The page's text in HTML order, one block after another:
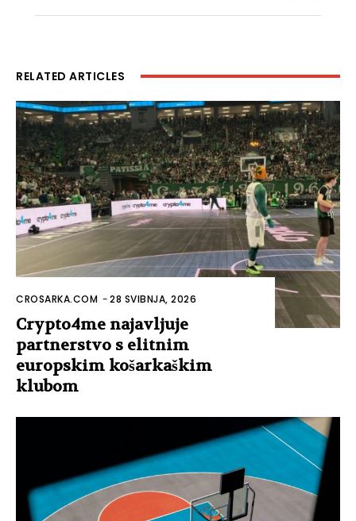
RELATED ARTICLES
CROSARKA.COM -28 SVIBNJA, 2026
Crypto4me najavljuje
partnerstvo s elitnim
europskim košarkaškim
klubom